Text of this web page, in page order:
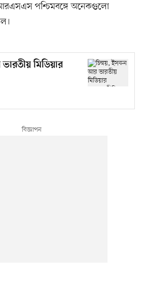
আরএসএস পশ্চিমবঙ্গে অনেকগুলো
মিডিয়ার